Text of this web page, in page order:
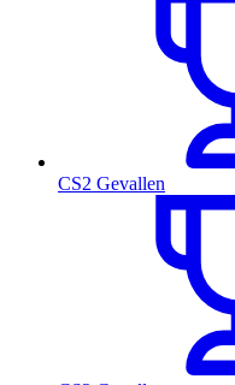
CS2 Gevallen